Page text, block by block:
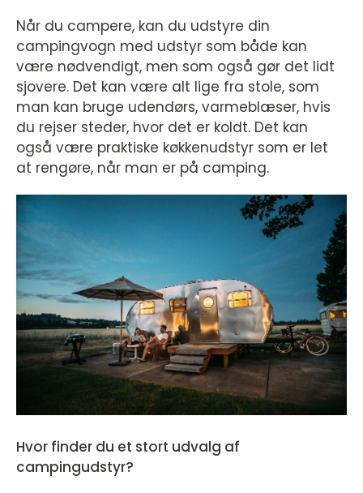
Når du campere, kan du udstyre din
campingvogn med udstyr som både kan
være nødvendigt, men som også gør det lidt
sjovere. Det kan være alt lige fra stole, som
man kan bruge udendørs, varmeblæser, hvis
du rejser steder, hvor det er koldt. Det kan
også være praktiske køkkenudstyr som er let
at rengøre, når man er på camping.
Hvor finder du et stort udvalg af
campingudstyr?